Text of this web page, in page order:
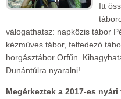
Itt
válogathatsz: napközis tábor
kézműves tábor, felfedező
horgásztábor Orfűn.
Dunántúlra nyaralni!
Megérkeztek a 2017-es